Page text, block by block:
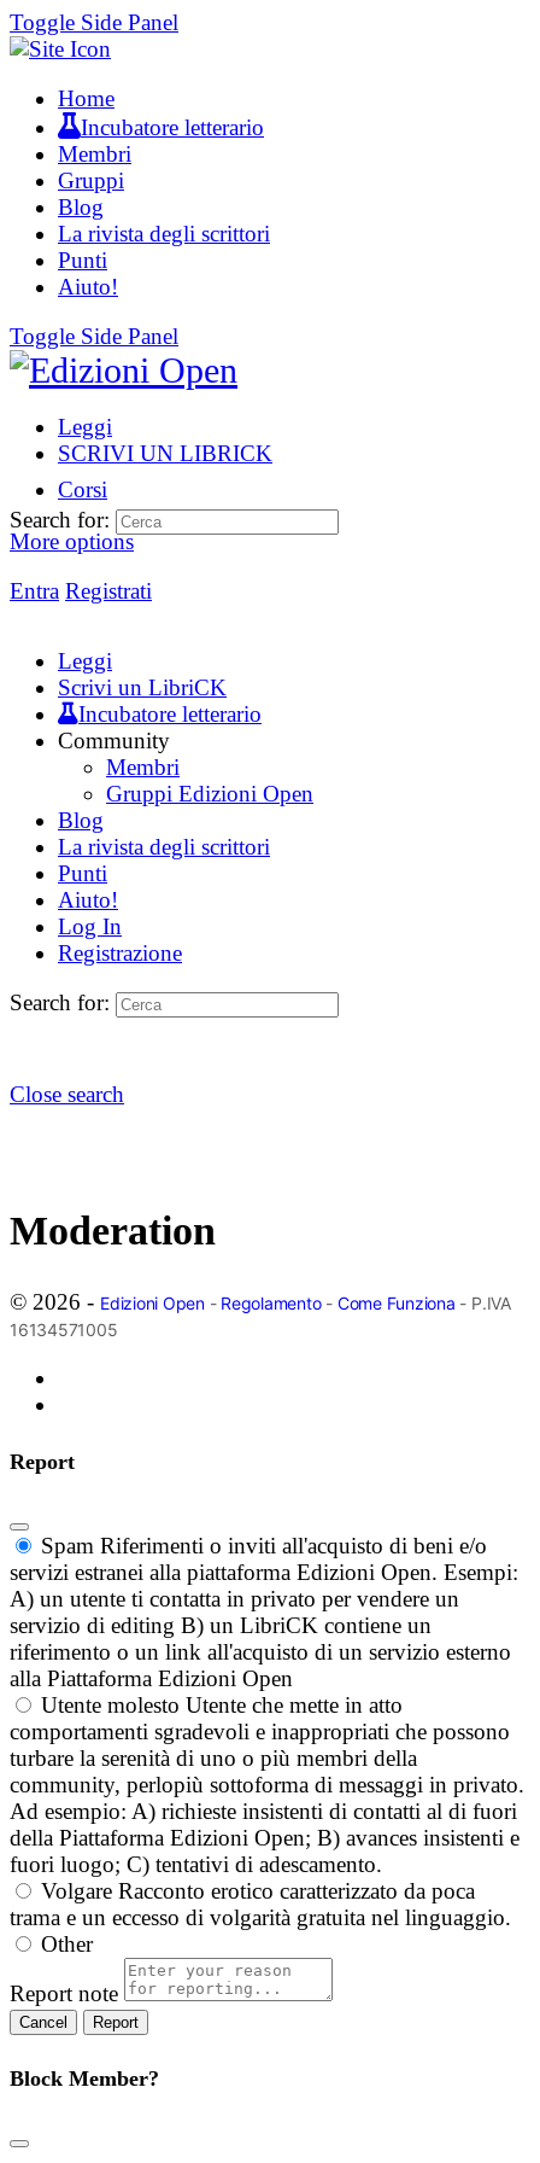
Toggle Side Panel
Home
Incubatore letterario
Membri
Gruppi
Blog
La rivista degli scrittori
Punti
Aiuto!
Toggle Side Panel
Leggi
SCRIVI UN LIBRICK
Corsi
More options
Entra Registrati
Search for:
Leggi
Scrivi un LibriCK
Incubatore letterario
Community
Membri
Gruppi Edizioni Open
Blog
La rivista degli scrittori
Punti
Aiuto!
Log In
Registrazione
Search for:
Close search
Moderation
© 2026 - Edizioni Open- Regolamento- Come Funziona - P.IVA
16134571005
Report
Spam Riferimenti o inviti all'acquisto di beni e/o
servizi estranei alla piattaforma Edizioni Open. Esempi:
A) un utente ti contatta in privato per vendere un
servizio di editing B) un LibriCK contiene un
riferimento o un link all'acquisto di un servizio esterno
alla Piattaforma Edizioni Open
Utente molesto Utente che mette in atto
comportamenti sgradevoli e inappropriati che possono
turbare la serenità di uno o più membri della
community, perlopiù sottoforma di messaggi in privato.
Ad esempio: A) richieste insistenti di contatti al di fuori
della Piattaforma Edizioni Open; B) avances insistenti e
fuori luogo; C) tentativi di adescamento.
Volgare Racconto erotico caratterizzato da poca
trama e un eccesso di volgarità gratuita nel linguaggio.
Other
Report note
Report
Block Member?